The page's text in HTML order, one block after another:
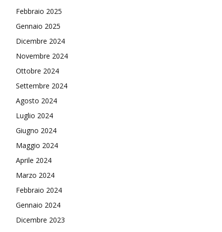
Febbraio 2025
Gennaio 2025
Dicembre 2024
Novembre 2024
Ottobre 2024
Settembre 2024
Agosto 2024
Luglio 2024
Giugno 2024
Maggio 2024
Aprile 2024
Marzo 2024
Febbraio 2024
Gennaio 2024
Dicembre 2023